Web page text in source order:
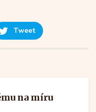
Tweet
na míru